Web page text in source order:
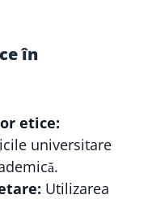
în
etice:
universitare
Utilizarea